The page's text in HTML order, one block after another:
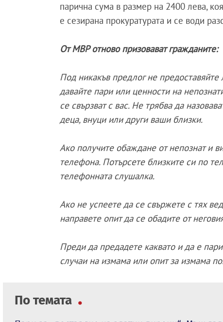
парична сума в размер на 2400 лева,
е сезирана прокуратурата и се води
От МВР отново призовават гражданите:
Под никакъв предлог не
давайте пари или ценности на
се свързват с вас. Не трябва да
деца, внуци или други ваши близки.
Ако получите обаждане от непознат и
телефона. Потърсете близките си по
телефонната слушалка.
Ако не успеете да се свържете с тях
направете опит да се обадите от
Преди да предадете каквато и да е
случаи на измама или опит за измама
По темата